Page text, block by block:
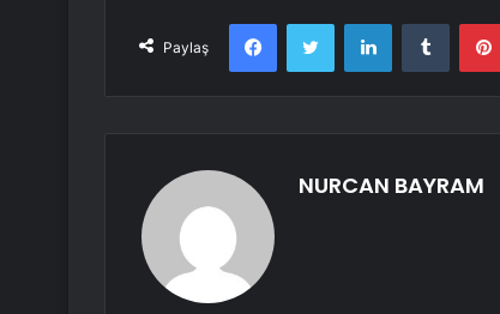
Paylaş
FacebookTwitter LinkedInTumblr
NURCAN BAYRAM